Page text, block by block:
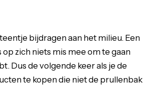
bijdragen aan het milieu. Een
zich niets mis mee om te gaan
Dus de volgende keer als je de
te kopen die niet de prullenbak